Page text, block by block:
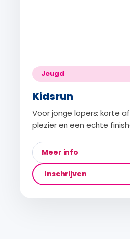
Jeugd
Kidsrun
Voor jonge lopers: korte
plezier en een echte
Meer info
Inschrijven